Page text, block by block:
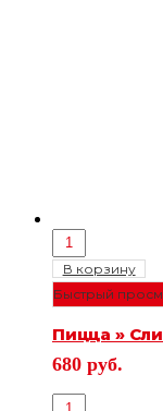
В корзину
Быстрый
Пицца »
680 руб.